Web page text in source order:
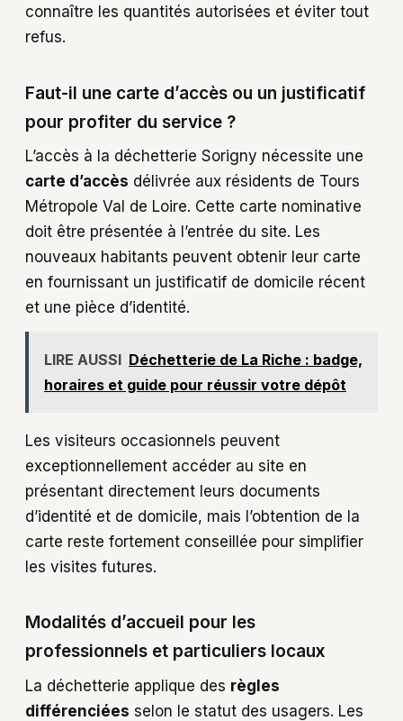
connaître les quantités autorisées et éviter tout
refus.
Faut-il une carte d’accès ou un justificatif
pour profiter du service ?
L’accès à la déchetterie Sorigny nécessite une
carte d’accès délivrée aux résidents de Tours
Métropole Val de Loire. Cette carte nominative
doit être présentée à l’entrée du site. Les
nouveaux habitants peuvent obtenir leur carte
en fournissant un justificatif de domicile récent
et une pièce d’identité.
LIRE AUSSI Déchetterie de La Riche : badge,
horaires et guide pour réussir votre dépôt
Les visiteurs occasionnels peuvent
exceptionnellement accéder au site en
présentant directement leurs documents
d’identité et de domicile, mais l’obtention de la
carte reste fortement conseillée pour simplifier
les visites futures.
Modalités d’accueil pour les
professionnels et particuliers locaux
La déchetterie applique des règles
différenciées selon le statut des usagers. Les